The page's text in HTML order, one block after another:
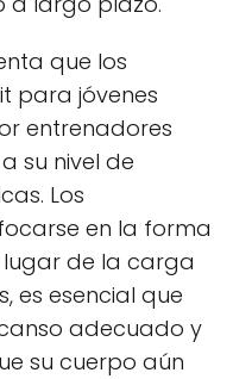
que los
para jóvenes
entrenadores
su nivel de
Los
en la forma
de la carga
es esencial que
adecuado y
su cuerpo aún